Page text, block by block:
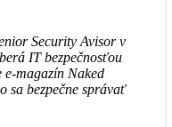
Security Avisor v
IT bezpečnosťou
e-magazín Naked
sa bezpečne správať